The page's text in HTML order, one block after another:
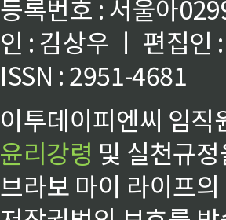
등록번호 : 서울아
인 : 김상우 ㅣ 편집인
ISSN : 2951-4681
이투데이피엔씨 임
윤리강령 및 실천규
브라보 마이 라이프